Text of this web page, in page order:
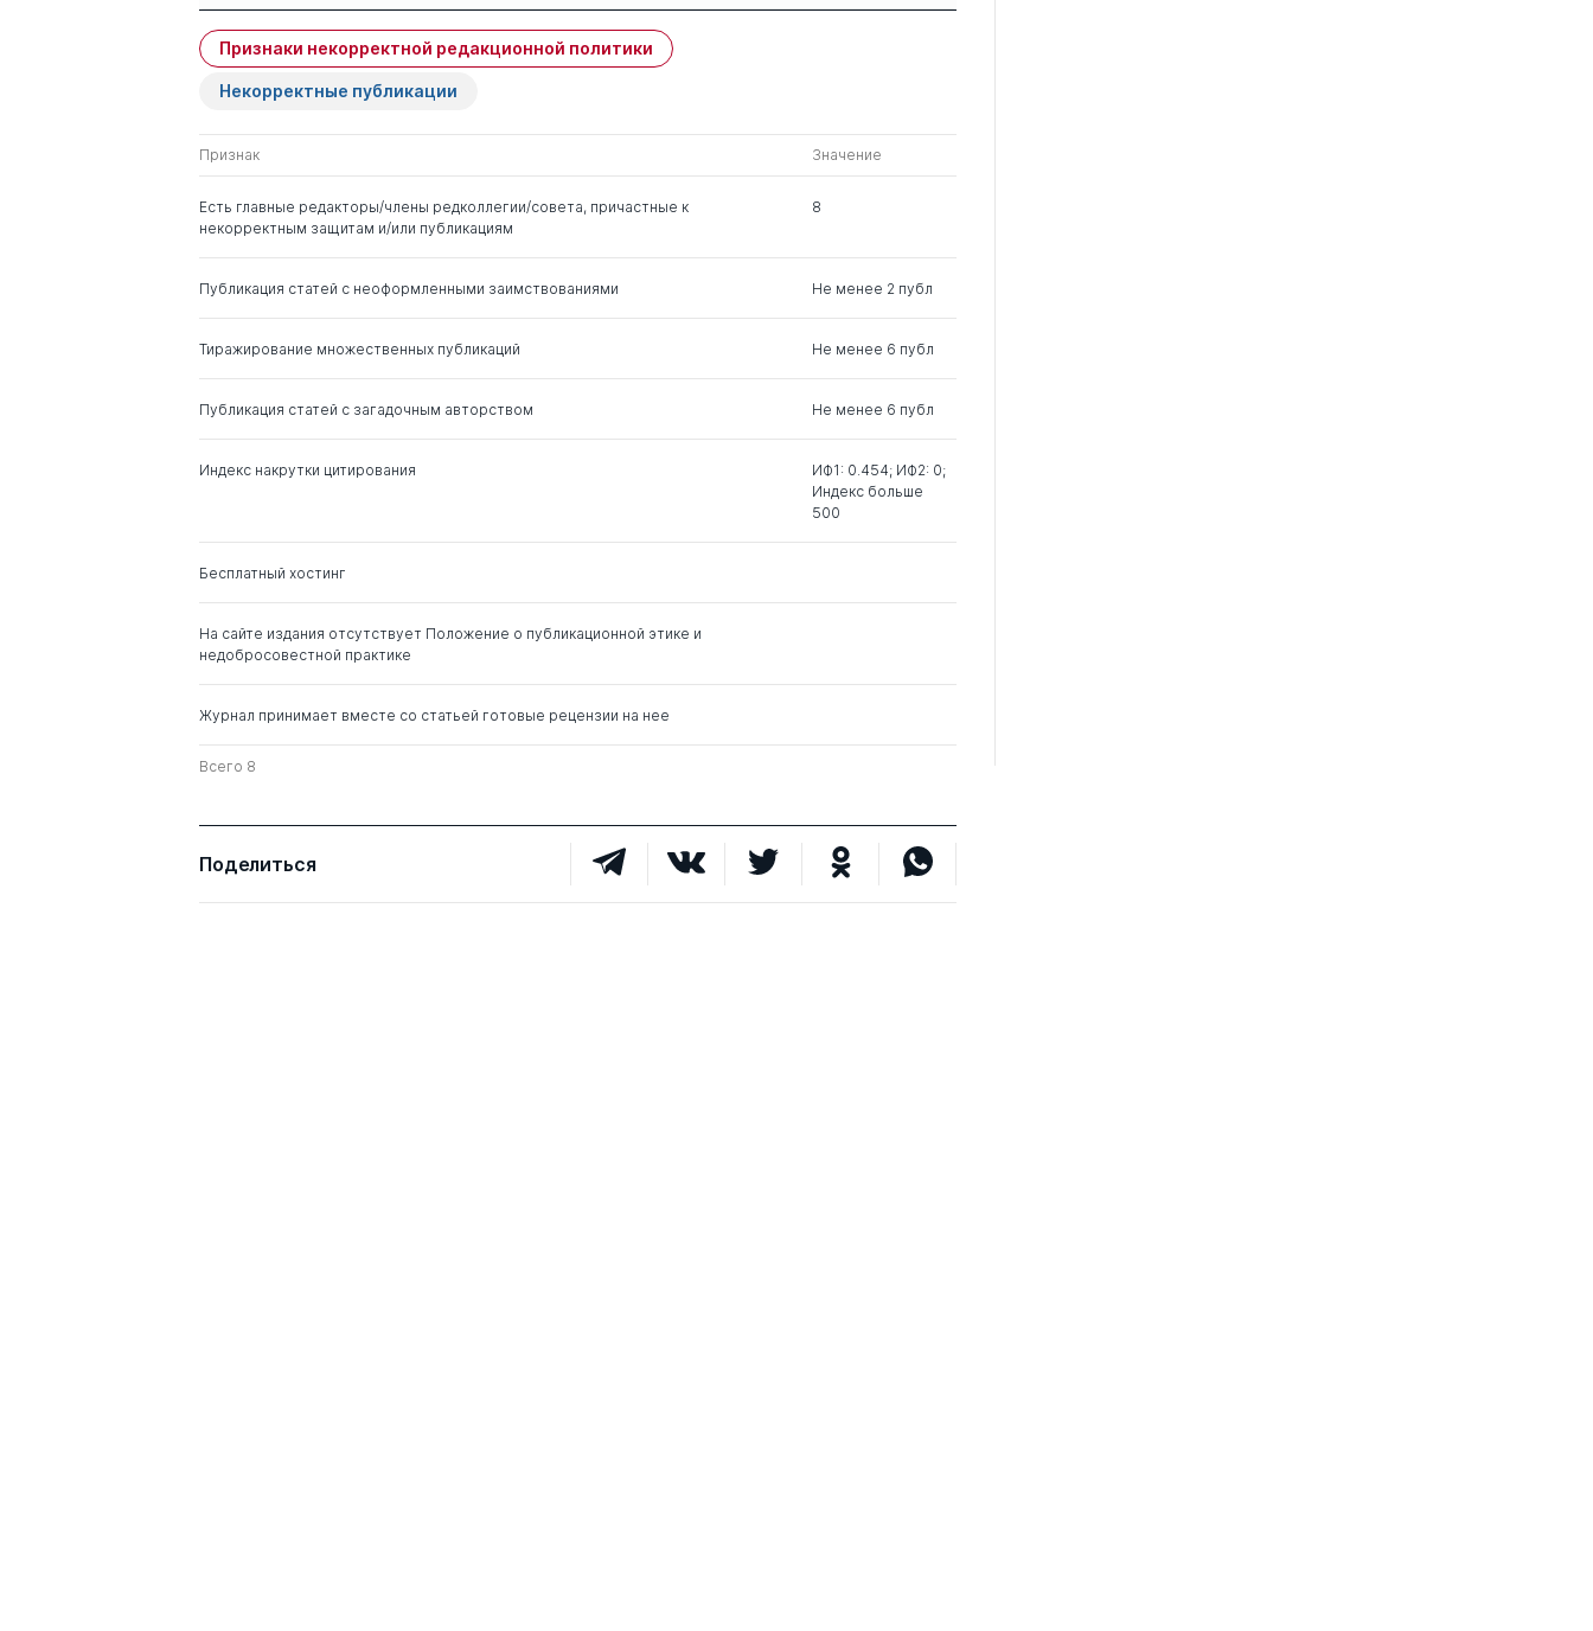
Имя Степень
Защиты членов РК:
свои
чужие
Говердовская Елена
Валентиновна
д. пед.н. 0 2 7
Везиров Тимур Гаджиевич д. пед.н. 0 16 0
Горелов Александр
Александрович
д. пед.н. 0 2 0
Акаев Вахит Хумидович д. филос.н. 0
Пусько Виталий
Станиславович
0
Самыгин Сергей Иванович д. соц.н. 0 8 5
Лукацкий Михаил
Абрамович
д. пед.н.
к. филос.н.
0 0 2
Признаки некорректной редакционной политики
Некорректные публикации
Признак Значение
Есть главные редакторы/члены редколлегии/совета, причастные к
некорректным защитам и/или публикациям
8
Публикация статей с неоформленными заимствованиями Не менее 2 публ
Тиражирование множественных публикаций Не менее 6 публ
Публикация статей с загадочным авторством Не менее 6 публ
Индекс накрутки цитирования
ИФ1: 0.454; ИФ2: 0;
Индекс больше
500
Бесплатный хостинг
На сайте издания отсутствует Положение о публикационной этике и
недобросовестной практике
Журнал принимает вместе со статьей готовые рецензии на нее
Всего 8
Поделиться